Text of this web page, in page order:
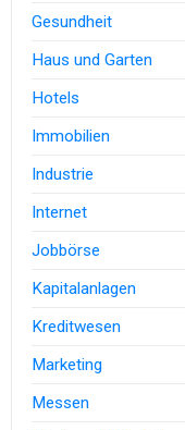
Gesundheit
Haus und Garten
Hotels
Immobilien
Industrie
Internet
Jobbörse
Kapitalanlagen
Kreditwesen
Marketing
Messen